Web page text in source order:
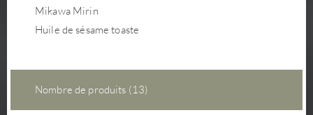
Mikawa Mirin
Huile de sésame toaste
Nombre de produits (13)